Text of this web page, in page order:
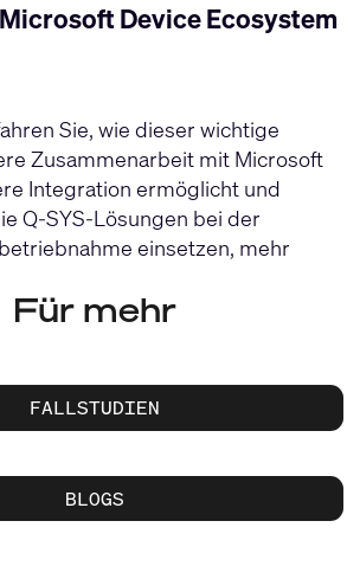
Device Ecosystem
Sie, wie dieser wichtige
Zusammenarbeit mit Microsoft
Integration ermöglicht und
Q-SYS-Lösungen bei der
einsetzen, mehr
Für mehr
FALLSTUDIEN
BLOGS